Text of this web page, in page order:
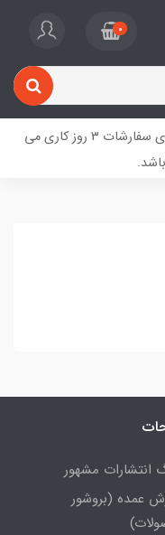
0
زمان آماده سازی سفارشات 3 روز کاری می
باشد.
انتشارات مشهور
عمده (بروشور